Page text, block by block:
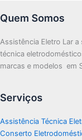
Quem Somos
Assistência Eletro Lar
técnica
marcas e modelos em
Serviços
Assistência Técnica
Conserto